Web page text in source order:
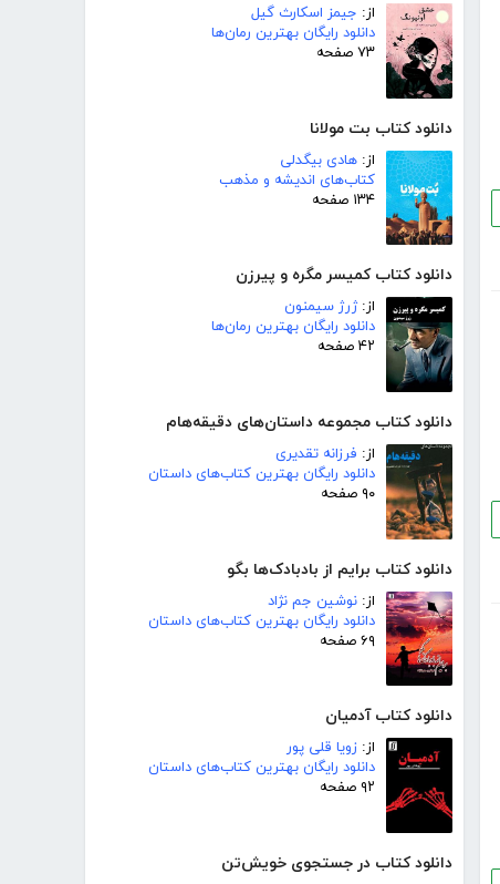
از: جیمز اسکارث گیل
دانلود رایگان بهترین رمان‌ها
۷۳ صفحه
دانلود کتاب بت مولانا
از: هادی بیگدلی
کتاب‌های اندیشه و مذهب
۱۳۴ صفحه
دانلود کتاب کمیسر مگره و پیرزن
از:ژرژ سیمنون
دانلود رایگان بهترین رمان‌ها
۴۲ صفحه
دانلود کتاب مجموعه داستان‌های دقیقه‌هام
از: فرزانه تقدیری
دانلود رایگان بهترین کتاب‌های داستان
۹۰ صفحه
دانلود کتاب برایم از بادبادک‌ها بگو
از: نوشین جم نژاد
دانلود رایگان بهترین کتاب‌های داستان
۶۹ صفحه
دانلود کتاب آدمیان
از: زویا قلی پور
دانلود رایگان بهترین کتاب‌های داستان
۹۲ صفحه
دانلود کتاب در جستجوی خویش‌تن